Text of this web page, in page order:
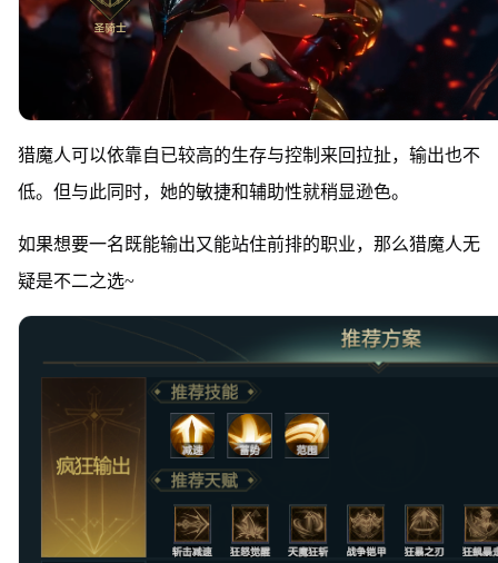
猎魔人可以依靠自已较高的生存与控制来回拉扯，输出也不
低。但与此同时，她的敏捷和辅助性就稍显逊色。
如果想要一名既能输出又能站住前排的职业，那么猎魔人无
疑是不二之选~